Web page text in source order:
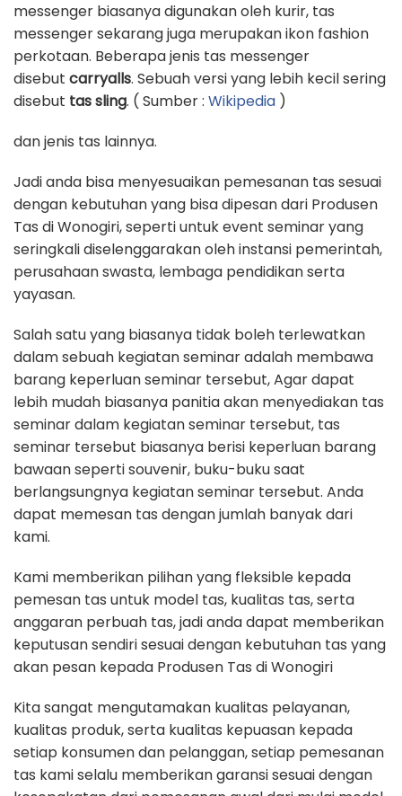
messenger biasanya digunakan oleh kurir, tas
messenger sekarang juga merupakan ikon fashion
perkotaan. Beberapa jenis tas messenger
disebut carryalls. Sebuah versi yang lebih kecil sering
disebut tas sling. ( Sumber : Wikipedia )
dan jenis tas lainnya.
Jadi anda bisa menyesuaikan pemesanan tas sesuai
dengan kebutuhan yang bisa dipesan dari Produsen
Tas di Wonogiri, seperti untuk event seminar yang
seringkali diselenggarakan oleh instansi pemerintah,
perusahaan swasta, lembaga pendidikan serta
yayasan.
Salah satu yang biasanya tidak boleh terlewatkan
dalam sebuah kegiatan seminar adalah membawa
barang keperluan seminar tersebut, Agar dapat
lebih mudah biasanya panitia akan menyediakan tas
seminar dalam kegiatan seminar tersebut, tas
seminar tersebut biasanya berisi keperluan barang
bawaan seperti souvenir, buku-buku saat
berlangsungnya kegiatan seminar tersebut. Anda
dapat memesan tas dengan jumlah banyak dari
kami.
Kami memberikan pilihan yang fleksible kepada
pemesan tas untuk model tas, kualitas tas, serta
anggaran perbuah tas, jadi anda dapat memberikan
keputusan sendiri sesuai dengan kebutuhan tas yang
akan pesan kepada Produsen Tas di Wonogiri
Kita sangat mengutamakan kualitas pelayanan,
kualitas produk, serta kualitas kepuasan kepada
setiap konsumen dan pelanggan, setiap pemesanan
tas kami selalu memberikan garansi sesuai dengan